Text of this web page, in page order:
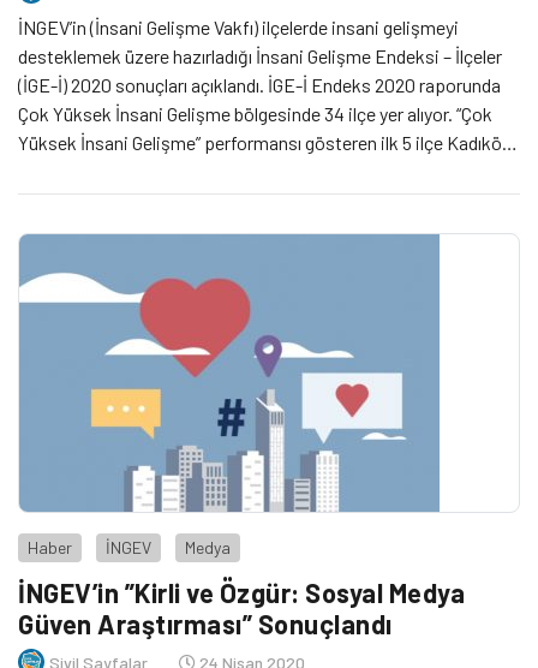
İNGEV’in (İnsani Gelişme Vakfı) ilçelerde insani gelişmeyi
desteklemek üzere hazırladığı İnsani Gelişme Endeksi – İlçeler
(İGE-İ) 2020 sonuçları açıklandı. İGE-İ Endeks 2020 raporunda
Çok Yüksek İnsani Gelişme bölgesinde 34 ilçe yer alıyor. “Çok
Yüksek İnsani Gelişme” performansı gösteren ilk 5 ilçe Kadıköy,
Haber İNGEV Medya
İNGEV’in ”Kirli ve Özgür: Sosyal Medya
Güven Araştırması” Sonuçlandı
Sivil Sayfalar 24 Nisan 2020